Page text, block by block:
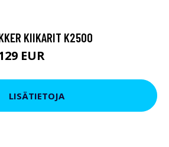
KIIKARIT K2500
EUR
LISÄTIETOJA